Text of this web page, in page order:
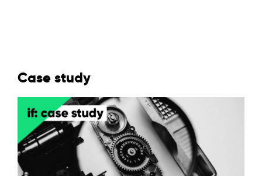
Case study